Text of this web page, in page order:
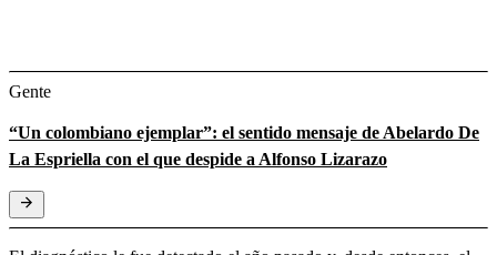
Gente
“Un colombiano ejemplar”: el sentido mensaje de Abelardo De
La Espriella con el que despide a Alfonso Lizarazo